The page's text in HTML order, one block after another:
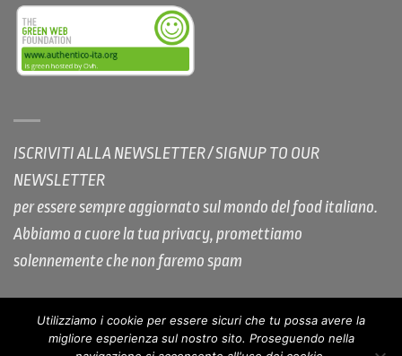
ISCRIVITI ALLA NEWSLETTER / SIGNUP TO OUR
NEWSLETTER
per essere sempre aggiornato sul mondo del food italiano.
Abbiamo a cuore la tua privacy, promettiamo
solennemente che non faremo spam
COOKIE POLICY AUTHENTICO PRIVACY COPYRIGHT
Utilizziamo i cookie per essere sicuri che tu possa avere la
migliore esperienza sul nostro sito. Proseguendo nella